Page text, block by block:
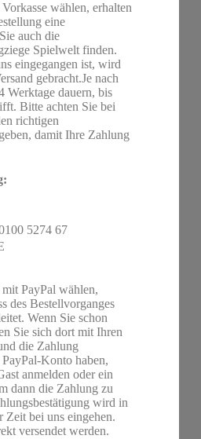
wählen, erhalten
eine
auch die
Spielwelt finden.
eingegangen ist, wird
gebracht.Je nach
Werktage dauern, bis
Bitte achten Sie bei
richtigen
damit Ihre Zahlung
5274 67
PayPal wählen,
des Bestellvorganges
Wenn Sie schon
Sie sich dort mit Ihren
die Zahlung
Konto haben,
anmelden oder ein
dann die Zahlung zu
wird in
Zeit bei uns eingehen.
versendet werden.